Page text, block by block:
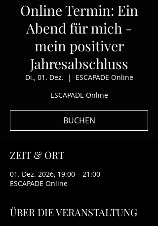
Online Termin: Ein
Abend für mich -
mein positiver
Jahresabschluss
Di., 01. Dez.
  |
ESCAPADE Online
ESCAPADE Online
BUCHEN
ZEIT & ORT
01. Dez. 2026, 19:00 – 21:00
ESCAPADE Online
ÜBER DIE VERANSTALTUNG